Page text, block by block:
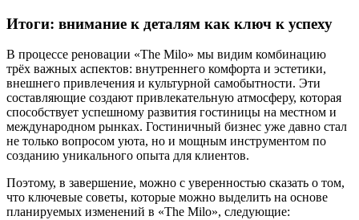
Итоги: внимание к деталям как ключ к успеху
В процессе реновации «The Milo» мы видим комбинацию
трёх важных аспектов: внутреннего комфорта и эстетики,
внешнего привлечения и культурной самобытности. Эти
составляющие создают привлекательную атмосферу, которая
способствует успешному развития гостиницы на местном и
международном рынках. Гостиничный бизнес уже давно стал
не только вопросом уюта, но и мощным инструментом по
созданию уникального опыта для клиентов.
Поэтому, в завершение, можно с уверенностью сказать о том,
что ключевые советы, которые можно выделить на основе
планируемых изменений в «The Milo», следующие: